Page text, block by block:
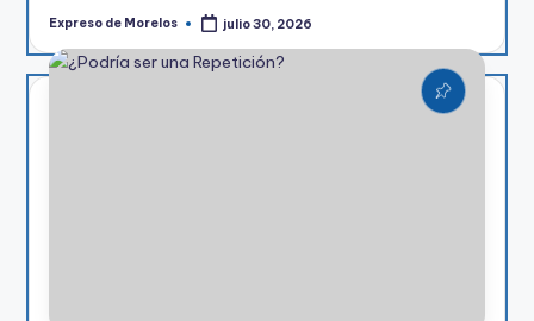
Publicado
Expreso de Morelos julio 30, 2026